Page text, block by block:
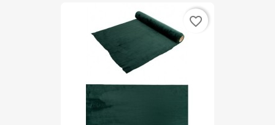
favorite_border